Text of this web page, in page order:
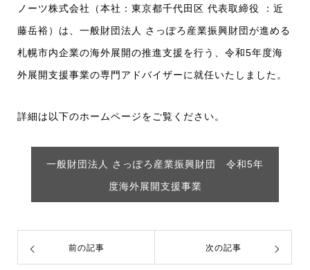
ノーツ株式会社（本社：東京都千代田区 代表取締役 ：近
藤岳裕）は、一般財団法人 さっぽろ産業振興財団が進める
札幌市内企業の海外展開の推進支援を行う、令和5年度海
外展開支援事業の専門アドバイザーに就任いたしました。
詳細は以下のホームページをご覧ください。
一般財団法人 さっぽろ産業振興財団 令和5年
度海外展開支援事業
前の記事 次の記事